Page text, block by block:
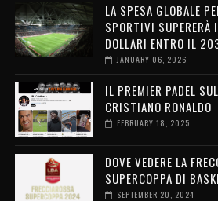
LA SPESA GLOBALE
SPORTIVI
DOLLARI ENTRO IL
JANUARY 06, 2026
IL PREMIER PADEL
CRISTIANO RONALDO
FEBRUARY 18, 2025
DOVE VEDERE LA
SUPERCOPPA DI
SEPTEMBER 20, 2024